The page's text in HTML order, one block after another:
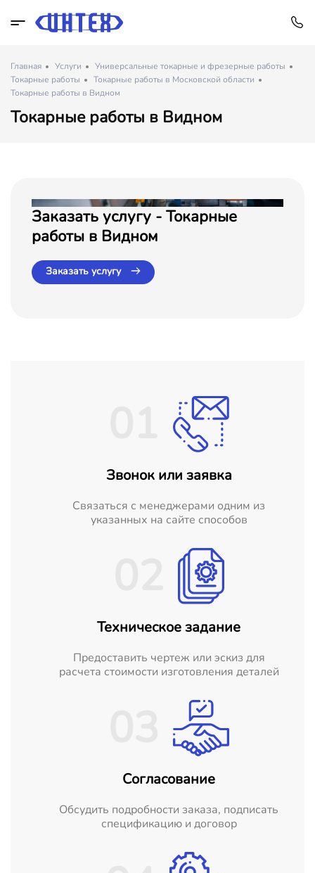
Главная Услуги
Универсальные токарные и фрезерные работы
Токарные работы
Токарные работы в Московской области
Токарные работы в Видном
Токарные работы в Видном
Заказать услугу - Токарные
работы в Видном
Заказать услугу
Звонок или заявка
Cвязаться с менеджерами одним из
указанных на сайте способов
Техническое задание
Предоставить чертеж или эскиз для
расчета стоимости изготовления деталей
Согласование
Обсудить подробности заказа, подписать
спецификацию и договор